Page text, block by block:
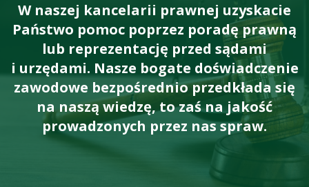
W naszej kancelarii prawnej uzyskacie
Państwo pomoc poprzez poradę prawną
lub reprezentację przed sądami
i urzędami. Nasze bogate doświadczenie
zawodowe bezpośrednio przedkłada się
na naszą wiedzę, to zaś na jakość
prowadzonych przez nas spraw.